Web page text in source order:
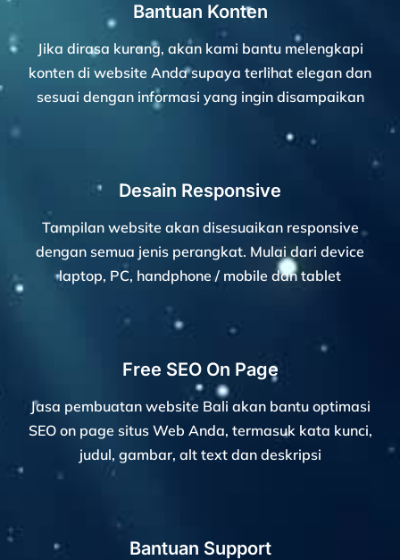
Bantuan Konten
Jika dirasa kurang, akan kami bantu melengkapi
konten di website Anda supaya terlihat elegan dan
sesuai dengan informasi yang ingin disampaikan
Desain Responsive
Tampilan website akan disesuaikan responsive
dengan semua jenis perangkat. Mulai dari device
laptop, PC, handphone / mobile dan tablet
Free SEO On Page
Jasa pembuatan website Bali akan bantu optimasi
SEO on page situs Web Anda, termasuk kata kunci,
judul, gambar, alt text dan deskripsi
Bantuan Support